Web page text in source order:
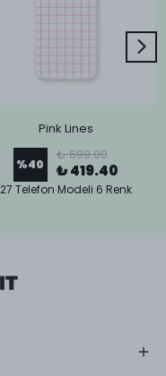
Pink Lines
%40
₺ 699.00
₺ 419.40
27 Telefon Modeli 6 Renk